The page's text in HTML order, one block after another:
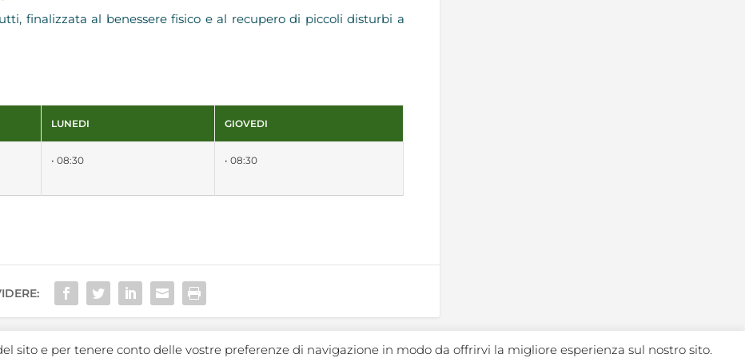
finalizzata al benessere fisico e al recupero di piccoli disturbi a
LUNEDI GIOVEDI
• 08:30 • 08:30
sito e per tenere conto delle vostre preferenze di navigazione in modo da offrirvi la migliore esperienza sul nostro sito.